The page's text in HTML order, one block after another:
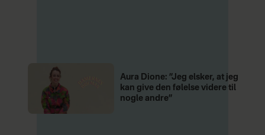
Aura Dione: ”Jeg elsker, at jeg
kan give den følelse videre til
nogle andre”